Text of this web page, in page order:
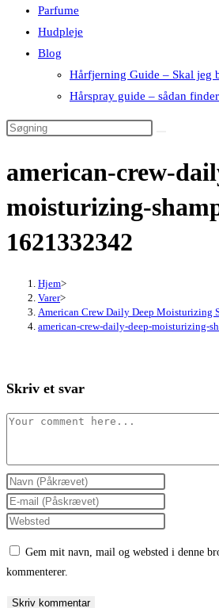
Parfume
Hudpleje
Blog
Hårfjerning Guide – Skal jeg
Hårspray guide – sådan
american-crew-
moisturizing-
1621332342
Hjem>
Varer>
American Crew Daily Deep Moisturizing
american-crew-daily-deep-moisturizing-
Skriv et svar
Comment
Enter
your
name
comment
Enter
your
comment
Enter
(optional)
Gem mit navn, mail og websted i denne
kommenterer.